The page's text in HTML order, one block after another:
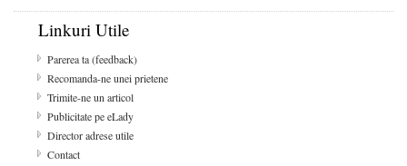
Linkuri Utile
Parerea ta (feedback)
Recomanda-ne unei prietene
Trimite-ne un articol
Publicitate pe eLady
Director adrese utile
Contact